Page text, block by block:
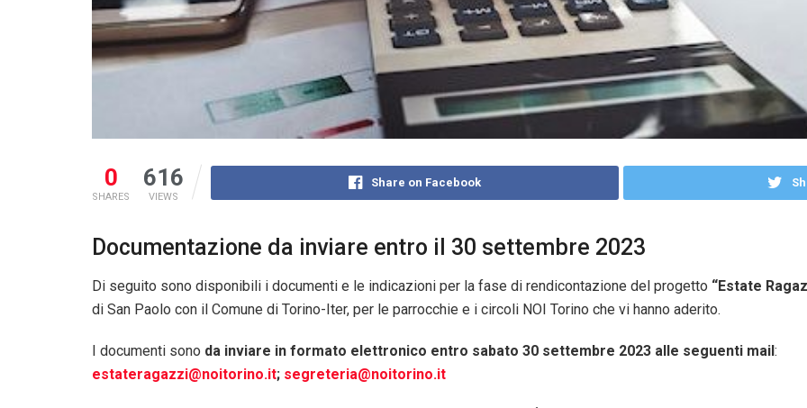
0
SHARES
616
VIEWS
Share on Facebook
Documentazione da inviare entro il 30 settembre 2023
Di seguito sono disponibili i documenti e le indicazioni per la fase di rendicontazione del progetto “Estate
di San Paolo con il Comune di Torino-Iter, per le parrocchie e i circoli NOI Torino che vi hanno aderito.
I documenti sono da inviare in formato elettronico entro sabato 30 settembre 2023 alle seguenti mail:
estateragazzi@noitorino.it; segreteria@noitorino.it